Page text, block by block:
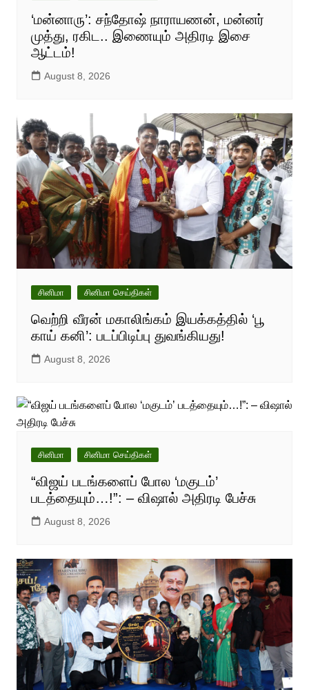
‘மன்னாரு’: சந்தோஷ் நாராயணன், மன்னர்
முத்து, ரகிட.. இணையும் அதிரடி இசை
ஆட்டம்!
August 8, 2026
சினிமா சினிமா செய்திகள்
வெற்றி வீரன் மகாலிங்கம் இயக்கத்தில் ‘பூ
காய் கனி’: படப்பிடிப்பு துவங்கியது!
August 8, 2026
சினிமா சினிமா செய்திகள்
“விஜய் படங்களைப் போல ‘மகுடம்’
படத்தையும்…!”: – விஷால் அதிரடி பேச்சு
August 8, 2026